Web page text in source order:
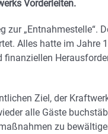
Vorderleiten.
zur „Entnahmestelle“.
Alles hatte im Jahre
Ziel, der
alle Gäste
zu